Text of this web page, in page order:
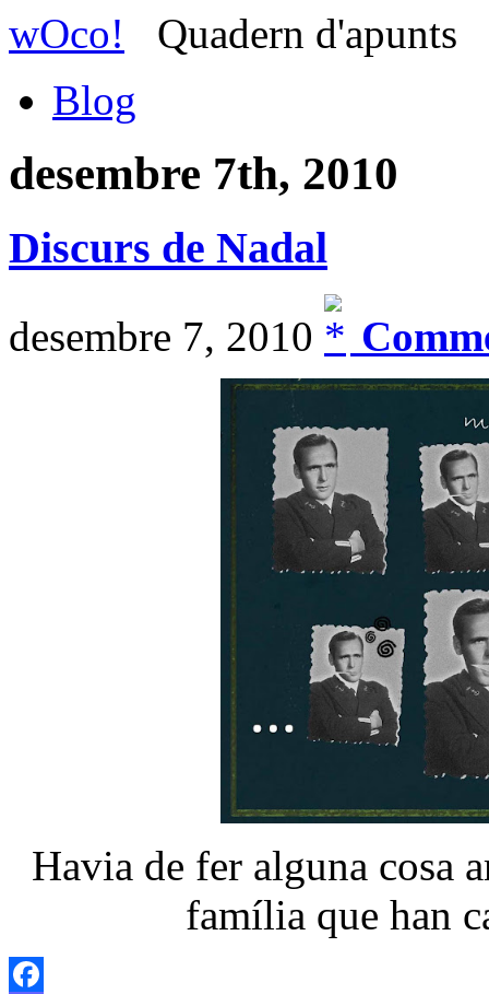
wOco!
Quadern d'apunts
Blog
desembre 7th, 2010
Discurs de Nadal
desembre 7, 2010
Havia de fer alguna cosa
família que han